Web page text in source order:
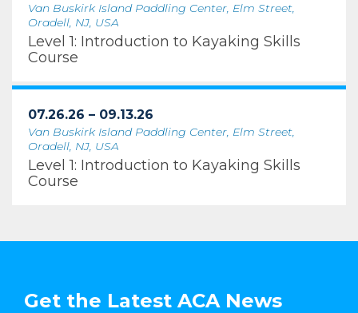
Van Buskirk Island Paddling Center, Elm Street,
Oradell, NJ, USA
Level 1: Introduction to Kayaking Skills
Course
07.26.26 – 09.13.26
Van Buskirk Island Paddling Center, Elm Street,
Oradell, NJ, USA
Level 1: Introduction to Kayaking Skills
Course
Get the Latest ACA News